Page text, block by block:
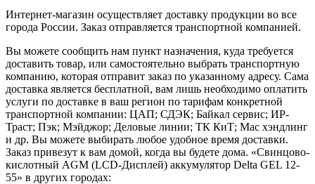
Интернет-магазин осуществляет доставку продукции во все
города России. Заказ отправляется транспортной компанией.
Вы можете сообщить нам пункт назначения, куда требуется
доставить товар, или самостоятельно выбрать транспортную
компанию, которая отправит заказ по указанному адресу. Сама
доставка является бесплатной, вам лишь необходимо оплатить
услуги по доставке в ваш регион по тарифам конкретной
транспортной компании: ЦАП; СДЭК; Байкал сервис; ИР-
Траст; Пэк; Мэйджор; Деловые линии; ТК КиТ; Мас хэндлинг
и др. Вы можете выбирать любое удобное время доставки.
Заказ привезут к вам домой, когда вы будете дома. «Свинцово-
кислотный AGM (LCD-Дисплей) аккумулятор Delta GEL 12-
55» в других городах: